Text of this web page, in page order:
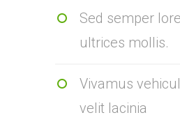
Sed semper
ultrices mollis.
Vivamus
velit lacinia